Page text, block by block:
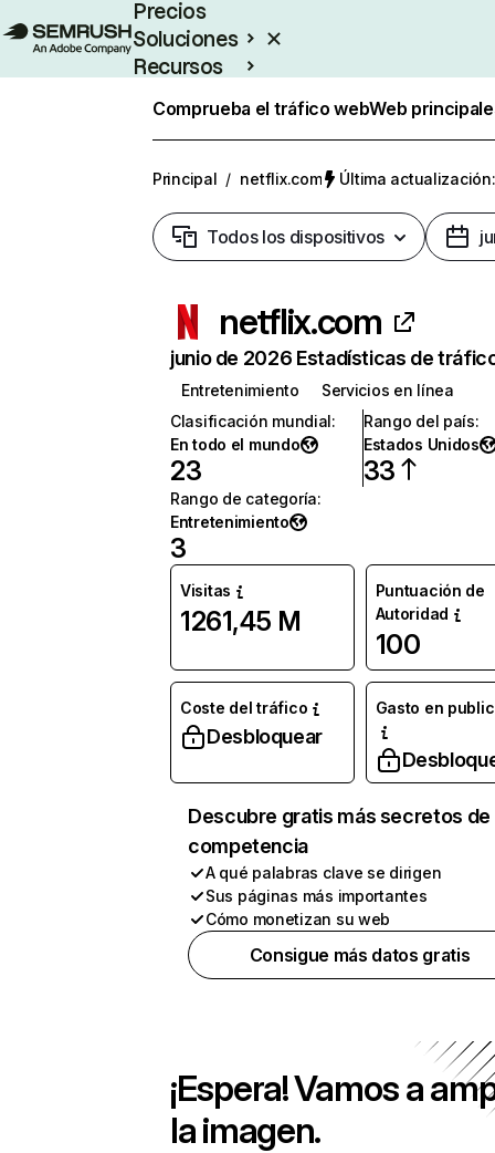
Precios
Soluciones
Recursos
Comprueba el tráfico webWeb
Principal / netflix.com Última
Todos los dispositivos
netflix.com
junio de 2026 Estadísticas de
Entretenimiento
Servicios en línea
Clasificación mundial:
En todo el mundo
23
Rango del país:
Estados Unidos
33
Rango de categoría:
Entretenimiento
3
Visitas
1261,45 M
Puntuación de
Autoridad
100
Coste del tráfico
Desbloquear
Gasto en
Descubre gratis más secretos de
competencia
A qué palabras clave se dirigen
Sus páginas más importantes
Cómo monetizan su web
Consigue más datos gratis
¡Espera! Vamos a
la imagen.